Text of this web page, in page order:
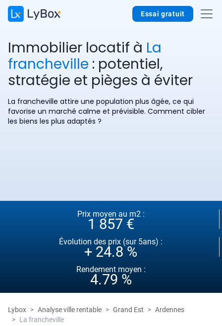
Essai gratuit
Immobilier locatif à La
francheville : potentiel,
stratégie et pièges à éviter
La francheville attire une population plus âgée, ce qui
favorise un marché calme et prévisible. Comment cibler
les biens les plus adaptés ?
Prix moyen au m2 :
1 857 €
Évolution des prix (sur 5ans) :
+ 24.8 %
Rendement moyen :
4.79 %
Lybox Analyse ville rentable Grand Est
Ardennes
La francheville